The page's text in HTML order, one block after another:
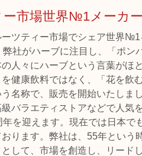
市場世界№1メーカー
ツティー市場でシェア世界
社がハーブに注目し、「ポン
人々にハーブという言葉がほ
健康飲料ではなく、「花を飲
名称で、販売を開始いたしま
バラエティストアなどで人気
を迎えます。現在では日本で
ります。弊社は、55年という
して、市場を創造し、リード